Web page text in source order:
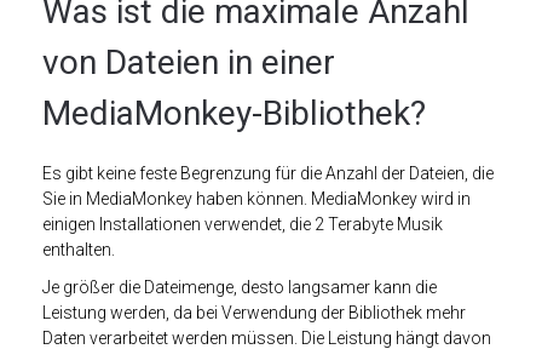
Was ist die maximale Anzahl
von Dateien in einer
MediaMonkey-Bibliothek?
Es gibt keine feste Begrenzung für die Anzahl der Dateien, die
Sie in MediaMonkey haben können. MediaMonkey wird in
einigen Installationen verwendet, die 2 Terabyte Musik
enthalten.
Je größer die Dateimenge, desto langsamer kann die
Leistung werden, da bei Verwendung der Bibliothek mehr
Daten verarbeitet werden müssen. Die Leistung hängt davon